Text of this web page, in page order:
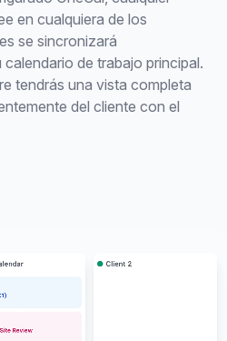
en cualquiera de los
se sincronizará
de trabajo principal.
tendrás una vista completa
del cliente con el